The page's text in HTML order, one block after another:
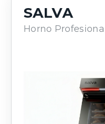
SALVA
Horno Profesional